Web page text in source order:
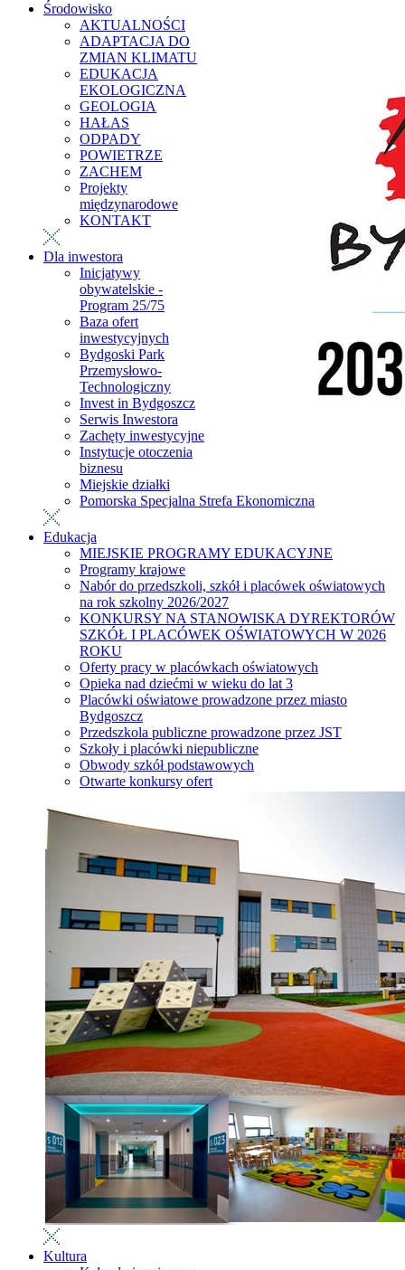
Środowisko
AKTUALNOŚCI
ADAPTACJA DO
ZMIAN KLIMATU
EDUKACJA
EKOLOGICZNA
GEOLOGIA
HAŁAS
ODPADY
POWIETRZE
ZACHEM
Projekty
międzynarodowe
KONTAKT
Dla inwestora
Inicjatywy
obywatelskie -
Program 25/75
Baza ofert
inwestycyjnych
Bydgoski Park
Przemysłowo-
Technologiczny
Invest in Bydgoszcz
Serwis Inwestora
Zachęty inwestycyjne
Instytucje otoczenia
biznesu
Miejskie działki
Pomorska Specjalna Strefa Ekonomiczna
Edukacja
MIEJSKIE PROGRAMY EDUKACYJNE
Programy krajowe
Nabór do przedszkoli, szkół i placówek oświatowych
na rok szkolny 2026/2027
KONKURSY NA STANOWISKA DYREKTORÓW
SZKÓŁ I PLACÓWEK OŚWIATOWYCH W 2026
ROKU
Oferty pracy w placówkach oświatowych
Opieka nad dziećmi w wieku do lat 3
Placówki oświatowe prowadzone przez miasto
Bydgoszcz
Przedszkola publiczne prowadzone przez JST
Szkoły i placówki niepubliczne
Obwody szkół podstawowych
Otwarte konkursy ofert
Kultura